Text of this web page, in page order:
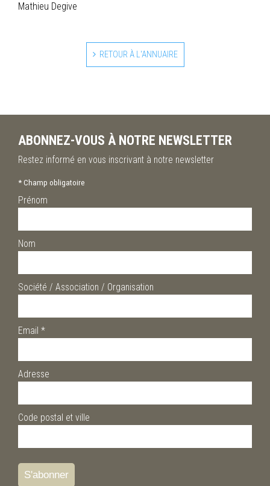
Mathieu Degive
RETOUR À L'ANNUAIRE
ABONNEZ-VOUS À NOTRE NEWSLETTER
Restez informé en vous inscrivant à notre newsletter
*Champ obligatoire
Prénom
Nom
Société / Association / Organisation
Email *
Adresse
Code postal et ville